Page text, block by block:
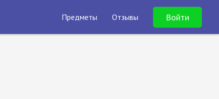
Предметы Отзывы Войти